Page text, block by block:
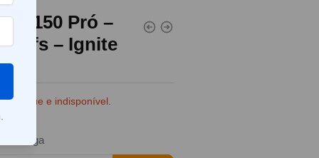
V150 Pró –
– Ignite
estoque e indisponível.
entrega